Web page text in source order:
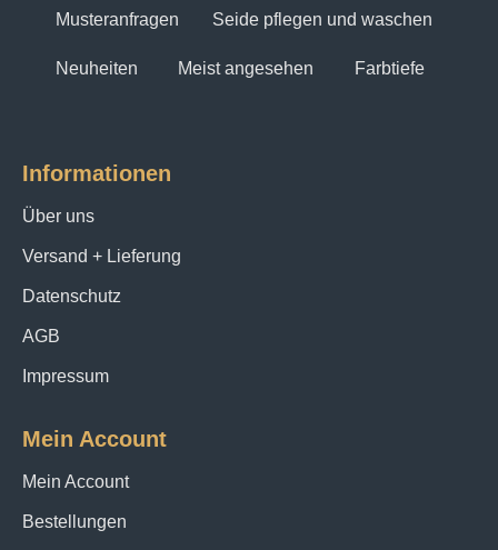
Musteranfragen Seide pflegen und waschen
Neuheiten Meist angesehen Farbtiefe
Informationen
Über uns
Versand + Lieferung
Datenschutz
AGB
Impressum
Mein Account
Mein Account
Bestellungen